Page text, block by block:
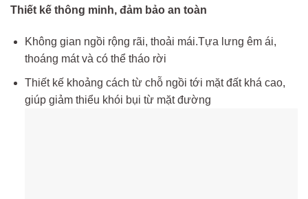
Thiết kế thông minh, đảm bảo an toàn
Không gian ngồi rộng rãi, thoải mái.Tựa lưng êm ái,
thoáng mát và có thể tháo rời
Thiết kế khoảng cách từ chỗ ngồi tới mặt đất khá cao,
giúp giảm thiểu khói bụi từ mặt đường